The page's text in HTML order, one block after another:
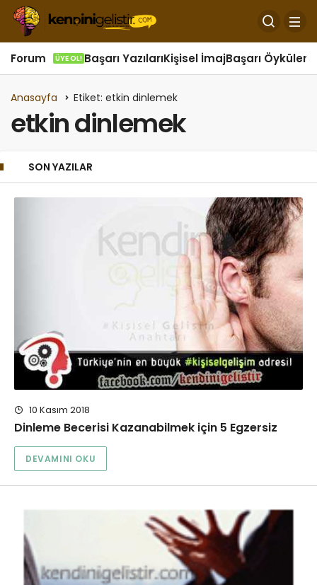
Forum ÜYE OL! Başarı YazılarıKişisel İmajBaşarı Öyküleri
Anasayfa Etiket: etkin dinlemek
etkin dinlemek
SON YAZILAR
10 Kasım 2018
Dinleme Becerisi Kazanabilmek için 5 Egzersiz
DEVAMINI OKU